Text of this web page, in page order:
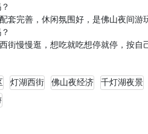
完善，休闲氛围好，是佛山夜间游
慢慢逛，想吃就吃想停就停，按自
灯湖西街 佛山夜经济 千灯湖夜景